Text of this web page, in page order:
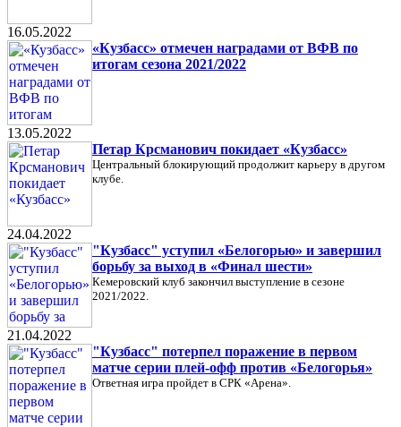
16.05.2022
«Кузбасс» отмечен наградами от ВФВ по
итогам сезона 2021/2022
13.05.2022
Петар Крсманович покидает «Кузбасс»
Центральный блокирующий продолжит карьеру в другом
клубе.
24.04.2022
"Кузбасс" уступил «Белогорью» и завершил
борьбу за выход в «Финал шести»
Кемеровский клуб закончил выступление в сезоне
2021/2022.
21.04.2022
"Кузбасс" потерпел поражение в первом
матче серии плей-офф против «Белогорья»
Ответная игра пройдет в СРК «Арена».